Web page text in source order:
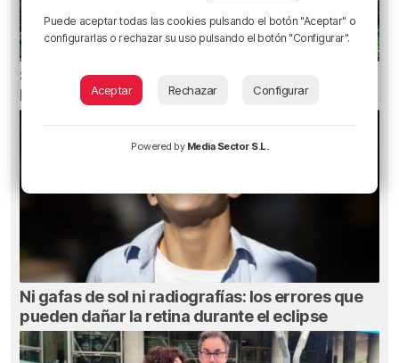
Senderos de Bizkaia: cinco rutas fáciles para
hacer con niños
Ni gafas de sol ni radiografías: los errores que
pueden dañar la retina durante el eclipse
Puede aceptar todas las cookies pulsando el botón "Aceptar" o
configurarlas o rechazar su uso pulsando el botón "Configurar".
Aceptar Rechazar Configurar
Powered by Media Sector S.L.